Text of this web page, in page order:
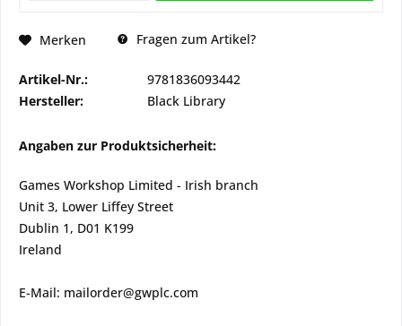
Merken Fragen zum Artikel?
Artikel-Nr.:
9781836093442
Hersteller:
Black Library
Angaben zur Produktsicherheit:
Games Workshop Limited - Irish branch
Unit 3, Lower Liffey Street
Dublin 1, D01 K199
Ireland
E-Mail: mailorder@gwplc.com